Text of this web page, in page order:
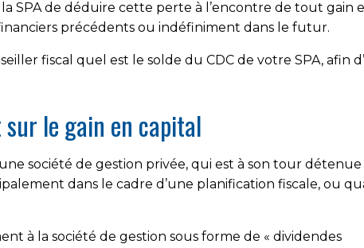
SPA de déduire cette perte à l’encontre de tout gain
précédents ou indéfiniment dans le futur.
fiscal quel est le solde du CDC de votre SPA, afin
sur le gain en capital
société de gestion privée, qui est à son tour détenue
dans le cadre d’une planification fiscale, ou
à la société de gestion sous forme de « dividendes